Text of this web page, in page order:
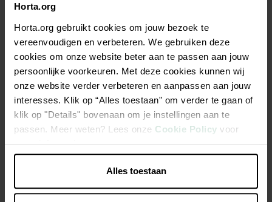
Horta.org
Horta.org gebruikt cookies om jouw bezoek te
vereenvoudigen en verbeteren. We gebruiken deze
cookies om onze website beter aan te passen aan jouw
persoonlijke voorkeuren. Met deze cookies kunnen wij
onze website verder verbeteren en aanpassen aan jouw
interesses. Klik op “Alles toestaan" om verder te gaan of
klik op "Details" bovenaan om je instellingen aan te
passen. Meer weten? Lees onze Cookie Policy voor
meer informatie.
Alles toestaan
Description
Un somptueux mélange de tendres bouchées enrobées
d'une sauce exquise. Une recette exceptionnelle pour
encore plus de complicité avec votre petit félin.
Aliment complet pour chats adultes.
Au saumon Aux poissons blancs Au poulet Au bœuf